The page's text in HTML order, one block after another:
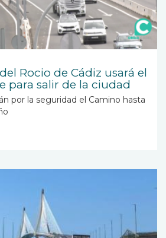
Rocio de Cádiz usará el
para salir de la ciudad
por la seguridad el Camino hasta